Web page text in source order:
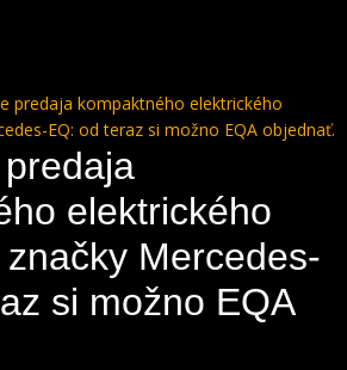
predaja kompaktného elektrického
EQ: od teraz si možno EQA objednať.
elektrického
Mercedes-
si možno EQA